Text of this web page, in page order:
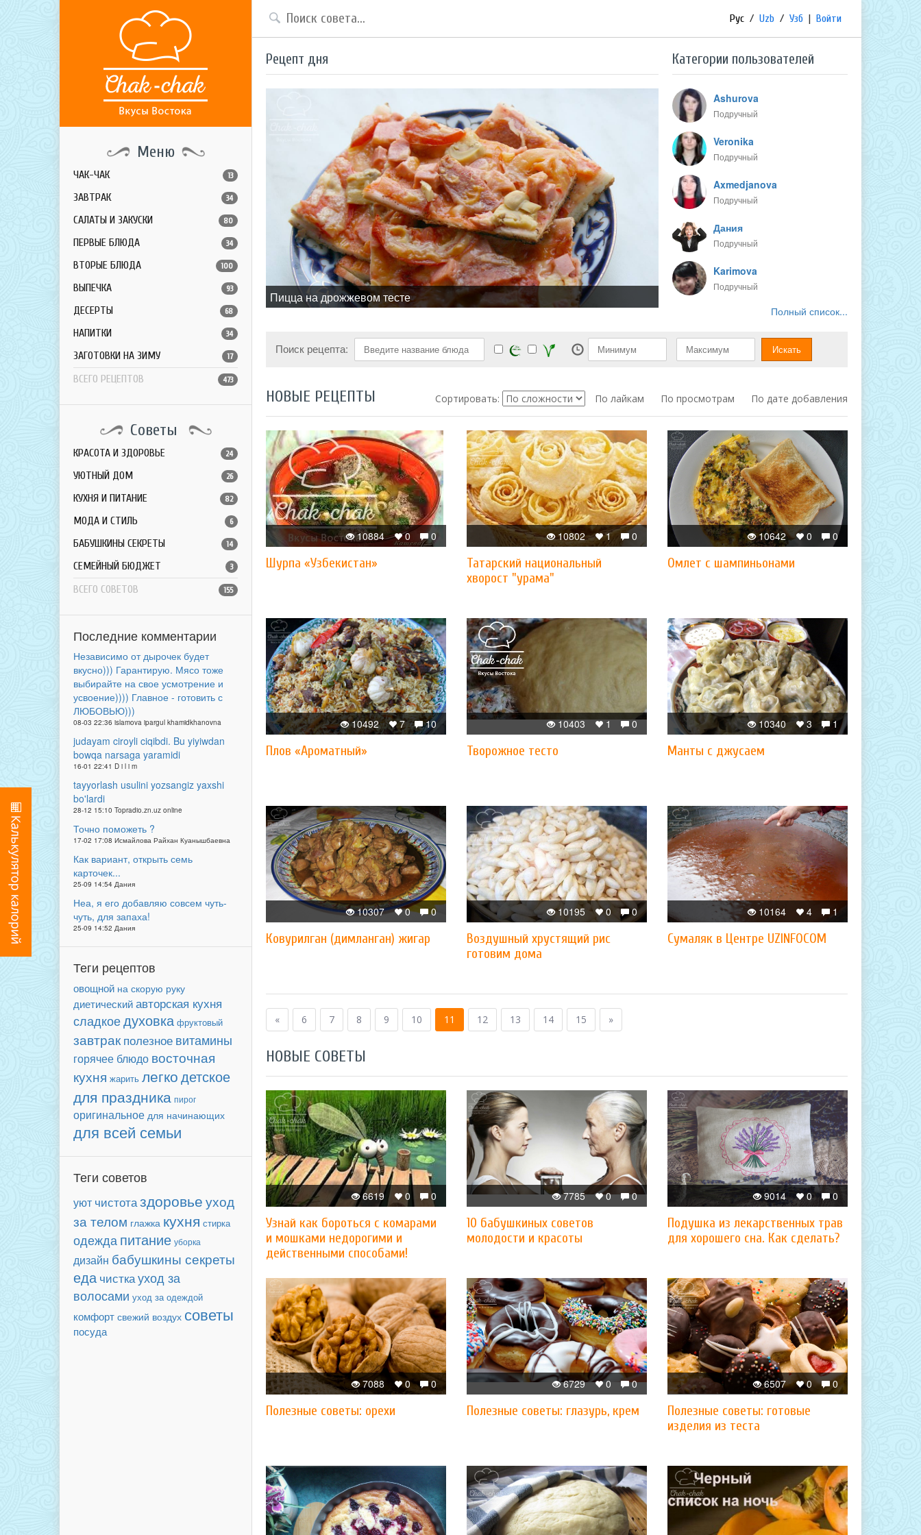
Меню
ЧАК-ЧАК 13
ЗАВТРАК 34
САЛАТЫ И ЗАКУСКИ 80
ПЕРВЫЕ БЛЮДА 34
ВТОРЫЕ БЛЮДА 100
ВЫПЕЧКА 93
ДЕСЕРТЫ 68
НАПИТКИ 34
ЗАГОТОВКИ НА ЗИМУ 17
ВСЕГО РЕЦЕПТОВ 473
Советы
КРАСОТА И ЗДОРОВЬЕ 24
УЮТНЫЙ ДОМ 26
КУХНЯ И ПИТАНИЕ 82
МОДА И СТИЛЬ 6
БАБУШКИНЫ СЕКРЕТЫ 14
СЕМЕЙНЫЙ БЮДЖЕТ 3
ВСЕГО СОВЕТОВ 155
Последние комментарии
Независимо от дырочек будет
вкусно))) Гарантирую. Мясо тоже
выбирайте на свое усмотрение и
усвоение)))) Главное - готовить с
ЛЮБОВЬЮ)))
08-03 22:36 islamova ipargul khamidkhanovna
judayam ciroyli ciqibdi. Bu yiyiwdan
bowqa narsaga yaramidi
16-01 22:41 D i l i m
tayyorlash usulini yozsangiz yaxshi
bo'lardi
28-12 15:10 Topradio.zn.uz online
Точно поможеть ?
17-02 17:08 Исмайлова Райхан Куанышбаевна
Как вариант, открыть семь
карточек...
25-09 14:54 Дания
Неа, я его добавляю совсем чуть-
чуть, для запаха!
25-09 14:52 Дания
Теги рецептов
овощной на скорую руку
диетическийавторская кухня
сладкоедуховка фруктовый
завтрак полезное витамины
горячее блюдо восточная
кухня жарить легкодетское
для праздника пирог
оригинальное для начинающих
для всей семьи
Теги советов
уют чистотаздоровьеуход
за телом глажка кухня стирка
одежда питание уборка
дизайн бабушкины секреты
еда чисткауход за
волосами уход за одеждой
комфорт свежий воздух советы
посуда
Рус / Uzb / Узб | Войти
Рецепт дня
Пицца на дрожжевом тесте
Категории пользователей
Ashurova
Подручный
Veronika
Подручный
Axmedjanova
Подручный
Дания
Подручный
Karimova
Подручный
Полный список...
Поиск рецепта:
НОВЫЕ РЕЦЕПТЫ Сортировать: По лайкам По просмотрам По дате добавления
0
0
10884
Шурпа «Узбекистан»
0
1
10802
Татарский национальный
хворост "урама"
0
0
10642
Омлет с шампиньонами
10
7
10492
Плов «Ароматный»
0
1
10403
Творожное тесто
1
3
10340
Манты с джусаем
0
0
10307
Ковурилган (димланган) жигар
0
0
10195
Воздушный хрустящий рис
готовим дома
1
4
10164
Сумаляк в Центре UZINFOCOM
« 6 7 8 9 10 11 12 13 14 15 »
НОВЫЕ СОВЕТЫ
0
0
6619
Узнай как бороться с комарами
и мошками недорогими и
действенными способами!
0
0
7785
10 бабушкиных советов
молодости и красоты
0
0
9014
Подушка из лекарственных трав
для хорошего сна. Как сделать?
0
0
7088
Полезные советы: орехи
0
0
6729
Полезные советы: глазурь, крем
0
0
6507
Полезные советы: готовые
изделия из теста